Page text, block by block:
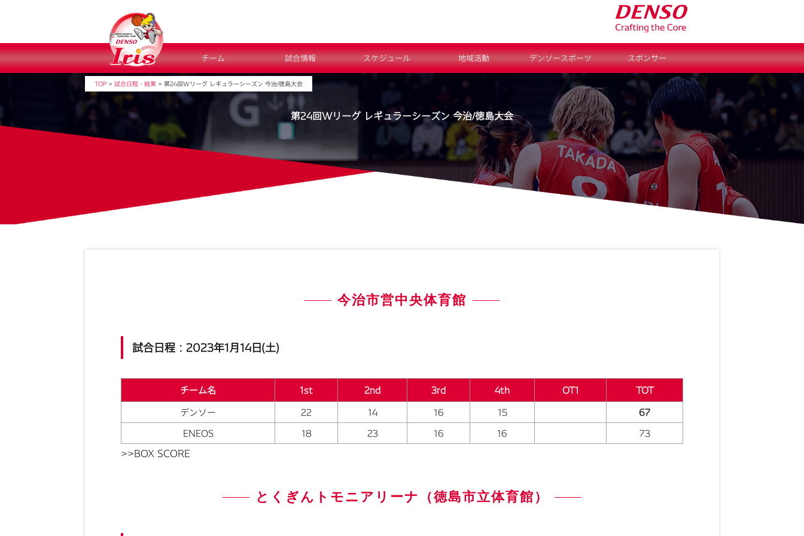
チーム 試合情報 スケジュール 地域活動 デンソースポーツ スポンサー
TOP > 試合日程・結果 > 第24回Wリーグ レギュラーシーズン 今治/徳島大会
第24回Wリーグ レギュラーシーズン 今治/徳島大会
今治市営中央体育館
試合日程：2023年1月14日(土)
チーム名 1st 2nd 3rd 4th OT1
TOT
デンソー
22 14 16 15
67
ENEOS
18 23 16 16 73
>>BOX SCORE
とくぎんトモニアリーナ（徳島市立体育館）